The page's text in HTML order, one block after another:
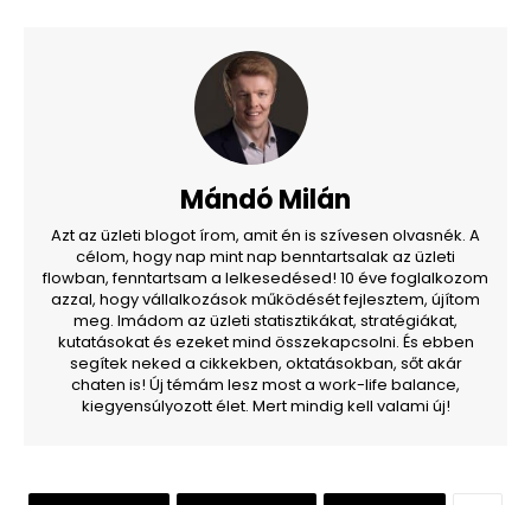
Mándó Milán
Azt az üzleti blogot írom, amit én is szívesen olvasnék. A
célom, hogy nap mint nap benntartsalak az üzleti
flowban, fenntartsam a lelkesedésed! 10 éve foglalkozom
azzal, hogy vállalkozások működését fejlesztem, újítom
meg. Imádom az üzleti statisztikákat, stratégiákat,
kutatásokat és ezeket mind összekapcsolni. És ebben
segítek neked a cikkekben, oktatásokban, sőt akár
chaten is! Új témám lesz most a work-life balance,
kiegyensúlyozott élet. Mert mindig kell valami új!